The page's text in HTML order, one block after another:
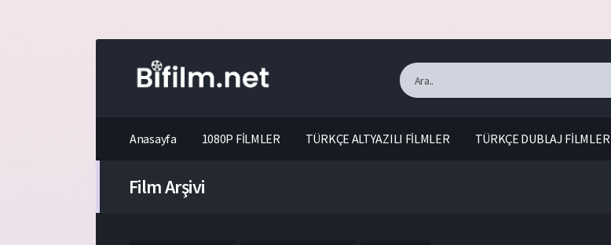
Anasayfa 1080P FİLMLER TÜRKÇE ALTYAZILI FİLMLER TÜRKÇE DUBLAJ FİLMLER
Film Arşivi